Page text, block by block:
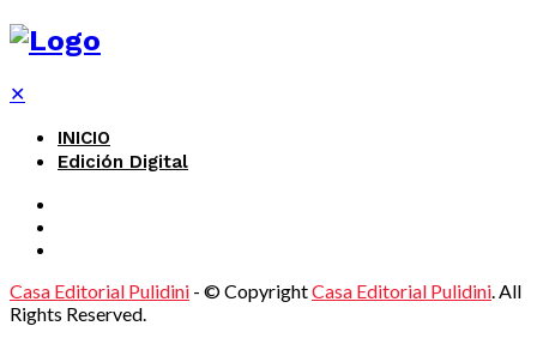
✕
INICIO
Edición Digital
Casa Editorial Pulidini - © CopyrightCasa Editorial Pulidini. All
Rights Reserved.